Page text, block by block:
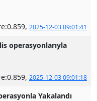
2025-12-03 09:01:41
operasyonlarıyla
2025-12-03 09:01:18
Yakalandı